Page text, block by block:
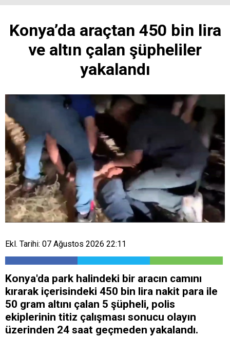
Konya’da araçtan 450 bin lira
ve altın çalan şüpheliler
yakalandı
Ekl. Tarihi: 07 Ağustos 2026 22:11
Konya'da park halindeki bir aracın camını
kırarak içerisindeki 450 bin lira nakit para ile
50 gram altını çalan 5 şüpheli, polis
ekiplerinin titiz çalışması sonucu olayın
üzerinden 24 saat geçmeden yakalandı.